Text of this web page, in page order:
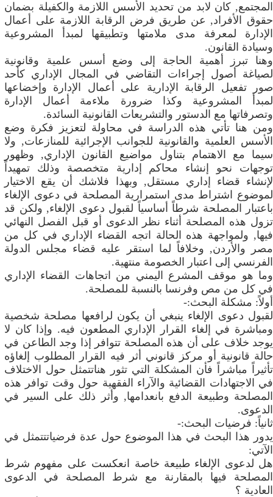
المجتمع, كان لابد من تحديد الأسس اللازمة والكفيلة بضمان
حقوق الأفراد, عن طريق فرض الرقابة اللازمة على أعمال
الإدارة لمعرفة مدى ملامتها وتطبيقها لمبدأ المشروعية
وسيادة القانون.
وهنا تبرز أهمية الحاجة إلى وضع أسس علمية وقانونية
لصياغة أصول إجراءات التقاضي في المجال الإداري كأحد
صور تفعيل الرقابة الإدارية على أعمال الإدارة وإخضاعها
لمبدأ المشروعية وكذا ضرورة ملاءمة أعمال الإدارة
وتصرفاتها مع الدستور والتشريعات القانونية السائدة.
ومن هنا تأتي هذه الدراسة في محاولة لتعزيز فكرة وضع
الأسس العلمية والقانونية للجوانب الإجرائية للمنازعات, ولا
سيما مع الاهتمام بتناول مواضيع القانون الإداري, وظهور
توجهات نحو إنشاء محاكم إدارية متخصصة وذلك تمهيداً
لإنشاء قضاء إداري مستقل, وبهذا فلاشك أن يقع الاختيار
لموضوع اشتراط مدى استمرارية المصلحة في دعوى الإلغاء
باعتبار المصلحة شرطاً أساسياً لقبول دعوى الإلغاء, ولكن قد
تزول هذه المصلحة أثناء نظر الدعوى أو قبل الفصل النهائي
فيها, ولمواجهة هذه الحالة اتجه القضاء الإداري في كل من
مصر والأردن, وخلافاً لما استقر عليه قضاء مجلس الدولة
الفرنسي إلى اعتبار الخصومة منتهية.
وما هو موقف المشرع اليمني من اتجاهات القضاء الإداري
في كل من مص وفرنسا بالنسبة للمصلحة.
أولاً: مشكلة البحث:-
لقبول دعوى الإلغاء ينبغي أن يكون لرافعها مصلحة شخصية
ومباشرة في إلغاء القرار الإداري المطعون فيه. وإذا كان لا
يوجد خلاف على أن هذه المصلحة تتوافر إذا وجد الطاعن في
حالة قانونية أو مركز قانوني أثر فيه القرار المطلوب إلغاؤه
تأثيراً مباشراً فأن المشكلة التي تثور هناتتمثل حول الاختلاف
في الاجتهادات القضائية والآراء الفقهية حول وقت توافر هذه
المصلحة وطبيعة الدفع بانعدامها, وأثر ذلك على السير في
الدعوى.
ثانياً: فرضيات البحث:-
يدور هذا البحث في هذا الموضوع حول عدة فرضياتتتمثل في
الآتي:
هل لدعوى الإلغاء طبيعة خاصة انعكست على مفهوم شرط
المصلحة فيها بالمقارنة مع شرط المصلحة في الدعوى
العادية ؟